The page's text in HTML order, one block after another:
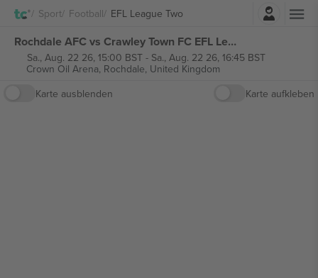
Sport Football EFL League TwoEinloggen
Rochdale AFC vs Crawley Town FC EFL League Two tickets
Sa., Aug. 22 26, 15:00 BST- Sa., Aug. 22 26, 16:45 BST
Crown Oil Arena, Rochdale, United Kingdom
Karte ausblenden
Karte aufkleben